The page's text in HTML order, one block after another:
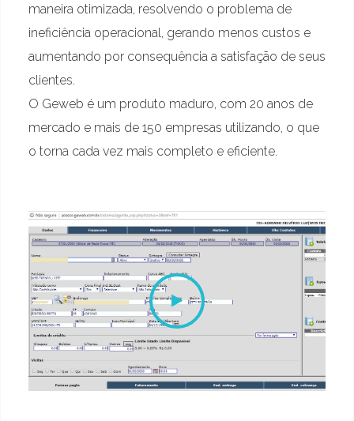
maneira otimizada, resolvendo o problema de
ineficiência operacional, gerando menos custos e
aumentando por consequência a satisfação de seus
clientes.
O Geweb é um produto maduro, com 20 anos de
mercado e mais de 150 empresas utilizando, o que
o torna cada vez mais completo e eficiente.